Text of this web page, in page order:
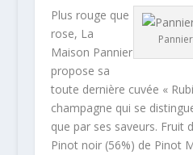
Plus rouge que
rose, La
Maison Pannier
propose sa
toute dernière cuvée «
champagne qui se
que par ses saveurs. Fruit
Pinot noir (56%) de Pinot